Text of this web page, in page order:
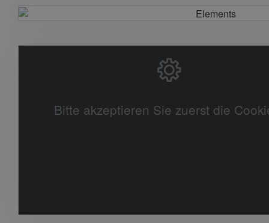
Bitte akzeptieren Sie zuerst die